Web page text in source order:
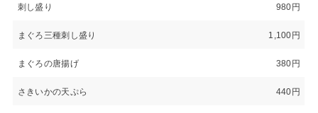
刺し盛り 980円
まぐろ三種刺し盛り 1,100円
まぐろの唐揚げ 380円
さきいかの天ぷら 440円